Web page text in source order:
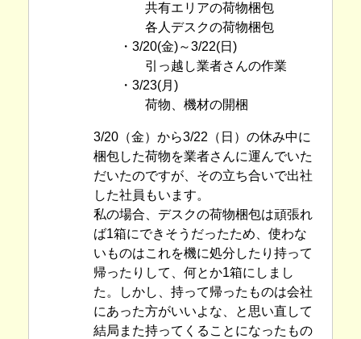
共有エリアの荷物梱包
各人デスクの荷物梱包
・3/20(金)～3/22(日)
引っ越し業者さんの作業
・3/23(月)
荷物、機材の開梱
3/20（金）から3/22（日）の休み中に
梱包した荷物を業者さんに運んでいた
だいたのですが、その立ち合いで出社
した社員もいます。
私の場合、デスクの荷物梱包は頑張れ
ば1箱にできそうだったため、使わな
いものはこれを機に処分したり持って
帰ったりして、何とか1箱にしまし
た。しかし、持って帰ったものは会社
にあった方がいいよな、と思い直して
結局また持ってくることになったもの